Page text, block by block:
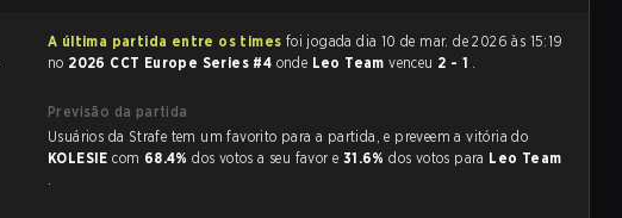
A última partida entre os times
no 2026 CCT Europe Series #4 onde Leo Teamvenceu 2 - 1 .
Previsão da partida
Usuários da Strafe tem um favorito para a partida, e preveem a vitória do
KOLESIEcom 68.4%dos votos a seu favor e 31.6%dos votos para Leo Team
.